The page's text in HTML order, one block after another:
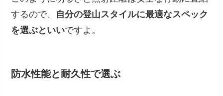
するので、 自分の登山スタイルに最適なスペック
を選ぶといいですよ。
防水性能と耐久性で選ぶ